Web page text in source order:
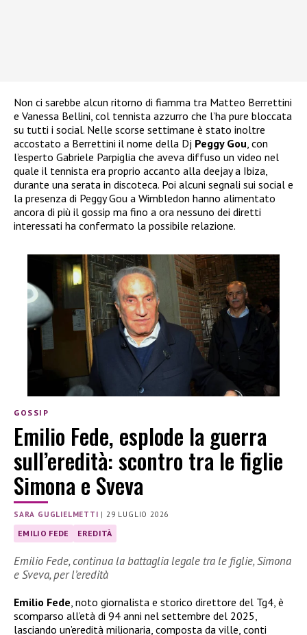
Non ci sarebbe alcun ritorno di fiamma tra Matteo Berrettini
e Vanessa Bellini, col tennista azzurro che l’ha pure bloccata
su tutti i social. Nelle scorse settimane è stato inoltre
accostato a Berrettini il nome della Dj Peggy Gou , con
l’esperto Gabriele Parpiglia che aveva diffuso un video nel
quale il tennista era proprio accanto alla deejay a Ibiza,
durante una serata in discoteca. Poi alcuni segnali sui social e
la presenza di Peggy Gou a Wimbledon hanno alimentato
ancora di più il gossip ma fino a ora nessuno dei diretti
interessati ha confermato la possibile relazione.
GOSSIP
Emilio Fede, esplode la guerra
sull’eredità: scontro tra le figlie
Simona e Sveva
SARA GUGLIELMETTI |29 LUGLIO 2026
EMILIO FEDE EREDITÀ
Emilio Fede, continua la battaglia legale tra le figlie, Simona
e Sveva, per l’eredità
Emilio Fede, noto giornalista e storico direttore del Tg4, è
scomparso all’età di 94 anni nel settembre del 2025,
lasciando un’eredità milionaria, composta da ville, conti